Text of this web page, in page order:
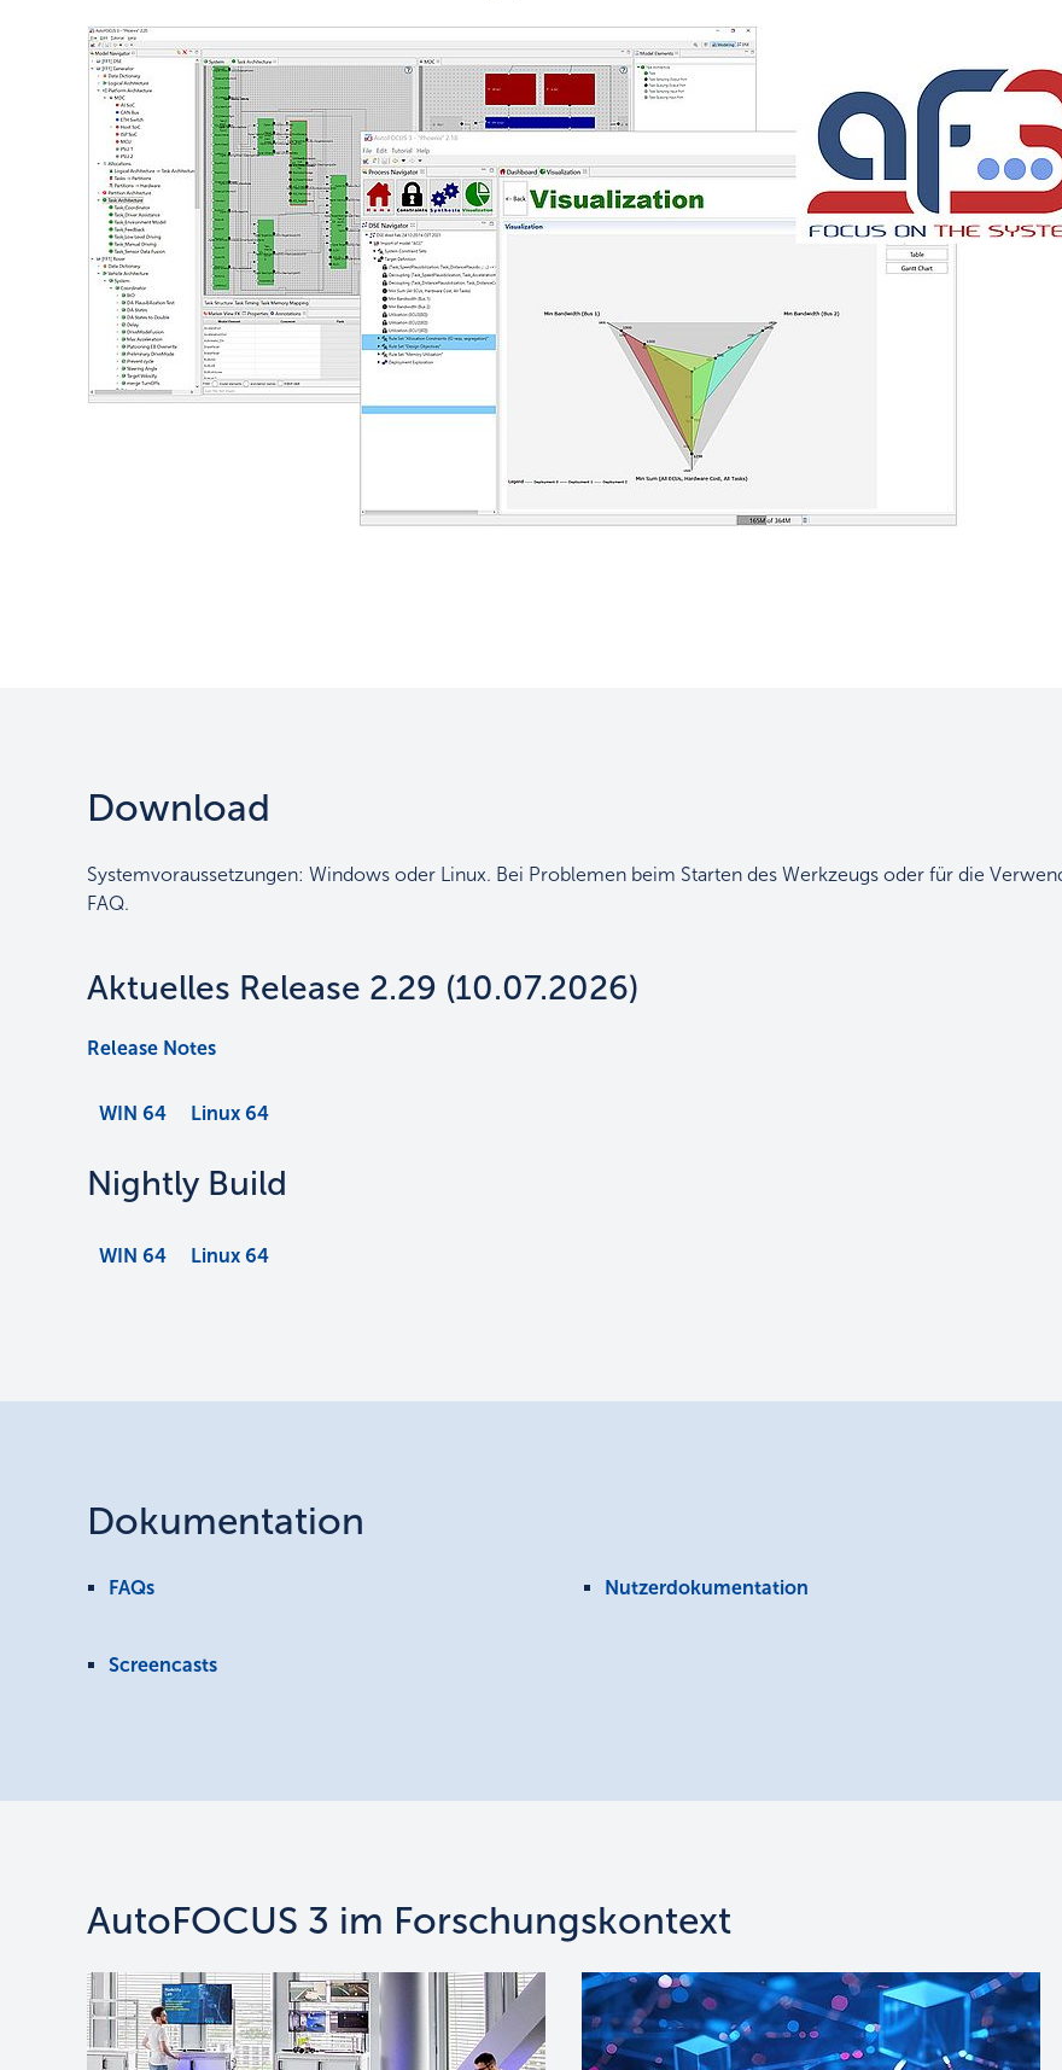
Download
Systemvoraussetzungen: Windows oder Linux. Bei Problemen beim Starten des Werkzeugs oder für die
FAQ.
Aktuelles Release 2.29 (10.07.2026)
Release Notes
WIN 64 Linux 64
Nightly Build
WIN 64 Linux 64
Dokumentation
FAQs
Screencasts
Nutzerdokumentation
AutoFOCUS 3 im Forschungskontext